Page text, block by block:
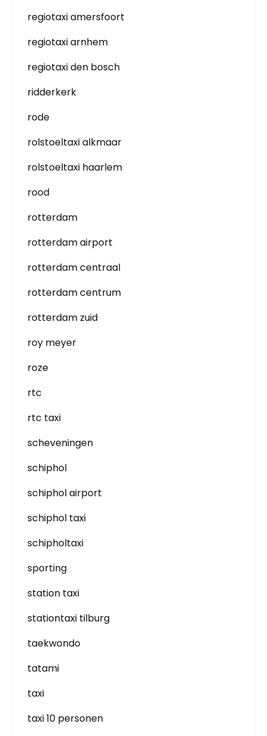
regiotaxi amersfoort
regiotaxi arnhem
regiotaxi den bosch
ridderkerk
rode
rolstoeltaxi alkmaar
rolstoeltaxi haarlem
rood
rotterdam
rotterdam airport
rotterdam centraal
rotterdam centrum
rotterdam zuid
roy meyer
roze
rtc
rtc taxi
scheveningen
schiphol
schiphol airport
schiphol taxi
schipholtaxi
sporting
station taxi
stationtaxi tilburg
taekwondo
tatami
taxi
taxi 10 personen